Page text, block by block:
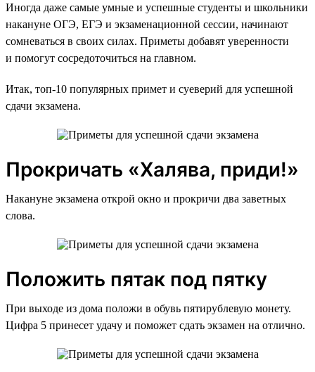
Иногда даже самые умные и успешные студенты и школьники
накануне ОГЭ, ЕГЭ и экзаменационной сессии, начинают
сомневаться в своих силах. Приметы добавят уверенности
и помогут сосредоточиться на главном.
Итак, топ-10 популярных примет и суеверий для успешной
сдачи экзамена.
Прокричать «Халява, приди!»
Накануне экзамена открой окно и прокричи два заветных
слова.
Положить пятак под пятку
При выходе из дома положи в обувь пятирублевую монету.
Цифра 5 принесет удачу и поможет сдать экзамен на отлично.